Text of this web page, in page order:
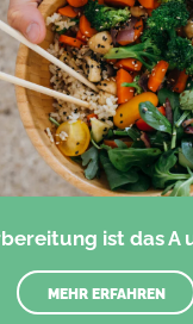
ist das A
MEHR ERFAHREN